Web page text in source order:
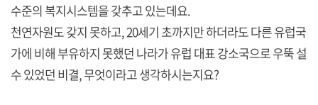
수준의 복지시스템을 갖추고 있는데요.
천연자원도 갖지 못하고, 20세기 초까지만 하더라도 다른 유럽국
가에 비해 부유하지 못했던 나라가 유럽 대표 강소국으로 우뚝 설
수 있었던 비결, 무엇이라고 생각하시는지요?